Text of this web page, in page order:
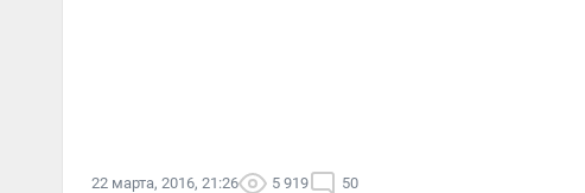
22 марта, 2016, 21:26 5 919 50